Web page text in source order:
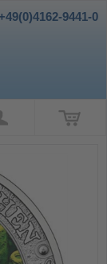
9441-0